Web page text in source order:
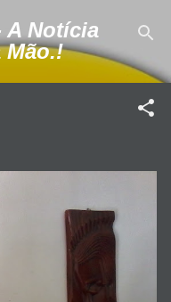
principal
A Notícia
Mão.!